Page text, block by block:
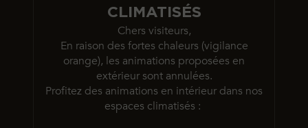
CLIMATISÉS
Chers visiteurs,
En raison des fortes chaleurs (vigilance
orange), les animations proposées en
extérieur sont annulées.
Profitez des animations en intérieur dans nos
espaces climatisés :